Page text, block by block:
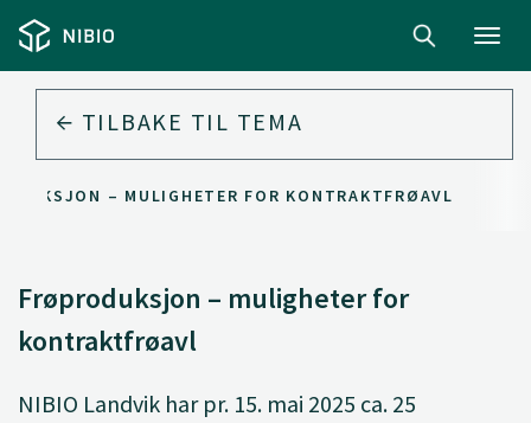
TILBAKE TIL TEMA
– MULIGHETER FOR KONTRAKTFRØAVL
Frøproduksjon – muligheter for
kontraktfrøavl
NIBIO Landvik har pr. 15. mai 2025 ca. 25